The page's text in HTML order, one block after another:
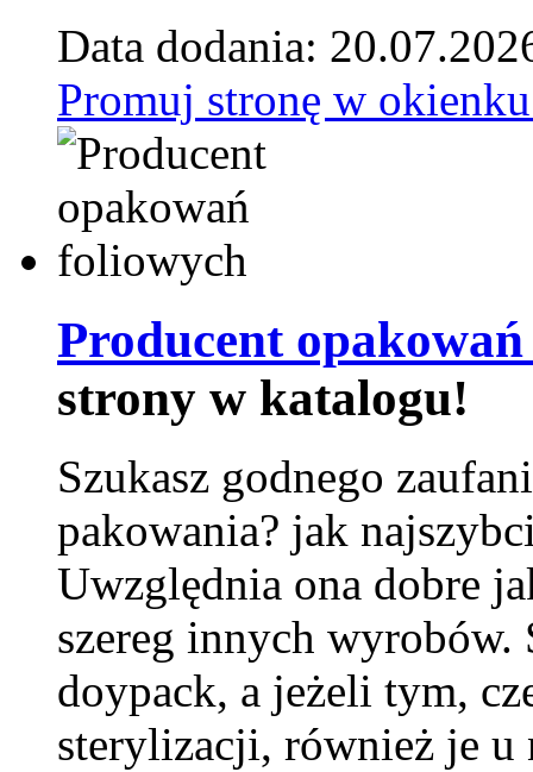
Data dodania:
Promuj stronę w
Producent
strony w katalogu!
Szukasz godnego
pakowania? jak
Uwzględnia ona dobre
szereg innych
doypack, a jeżeli tym,
sterylizacji, również je u